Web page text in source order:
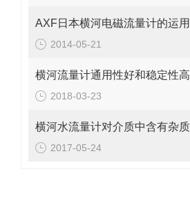
AXF日本横河电磁流量计的运用
2014-05-21
横河流量计通用性好和稳定性高
2018-03-23
2017-05-24